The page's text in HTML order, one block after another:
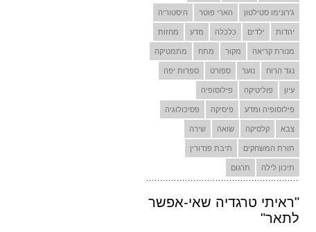
ג'רונימו סטילטון הארי פוטר היסטוריה
יהדות ילדים כלכלה מדע מחזות
מנורת קריאה מקור מתח מתמטיקה
נגד הרוח נוער ספורט ספרות יפה
עיון פוליטיקה פילוסופיה
פילוסופיה ומדע פיסיקה פסיכולוגיה
צבא קלסיקה שואה שירה
תורת המשחקים תיבת פנדורין
תיכון לילה תרגום
"ראיתי טרגדיה שאי-אפשר
לתאר"